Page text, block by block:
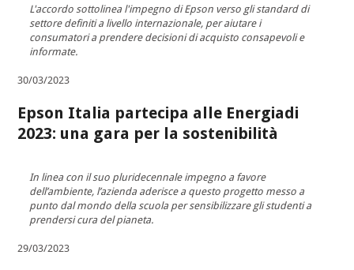
L'accordo sottolinea l'impegno di Epson verso gli standard di
settore definiti a livello internazionale, per aiutare i
consumatori a prendere decisioni di acquisto consapevoli e
informate.
30/03/2023
Epson Italia partecipa alle Energiadi
2023: una gara per la sostenibilità
In linea con il suo pluridecennale impegno a favore
dell’ambiente, l’azienda aderisce a questo progetto messo a
punto dal mondo della scuola per sensibilizzare gli studenti a
prendersi cura del pianeta.
29/03/2023